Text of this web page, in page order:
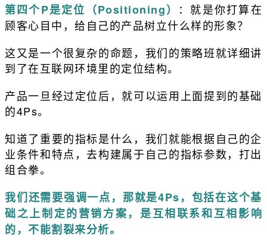
第四个P是定位（Positioning）
：就是你打算在
顾客心目中，给自己的产品树立什么样的形象？
这又是一个很复杂的命题，我们的策略班就详细讲
到了在互联网环境里的定位结构。
产品一旦经过定位后，就可以运用上面提到的基础
的4Ps。
知道了重要的指标是什么，我们就能根据自己的企
业条件和特点，去构建属于自己的指标参数，打出
组合拳。
我们还需要强调一点，那就是4Ps，包括在这个基
础之上制定的营销方案，是互相联系和互相影响
的，不能割裂来分析。